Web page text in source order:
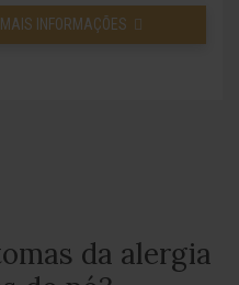
INFORMAÇÕES
da alergia